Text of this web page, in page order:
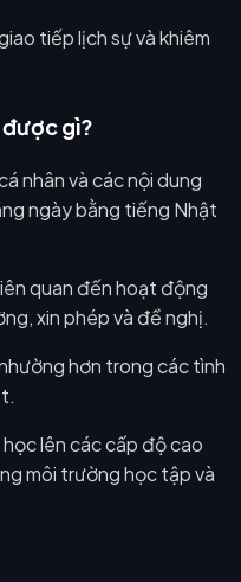
tiếp lịch sự và khiêm
được gì?
nhân và các nội dung
ngày bằng tiếng Nhật
quan đến hoạt động
xin phép và đề nghị.
hơn trong các tình
lên các cấp độ cao
môi trường học tập và